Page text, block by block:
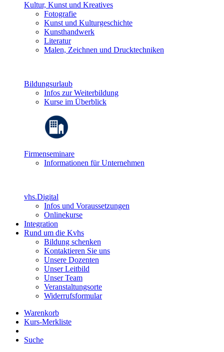
Kultur, Kunst und Kreatives
Fotografie
Kunst und Kulturgeschichte
Kunsthandwerk
Literatur
Malen, Zeichnen und Drucktechniken
Bildungsurlaub
Infos zur Weiterbildung
Kurse im Überblick
Firmenseminare
Informationen für Unternehmen
vhs.Digital
Infos und Voraussetzungen
Onlinekurse
Integration
Rund um die Kvhs
Bildung schenken
Kontaktieren Sie uns
Unsere Dozenten
Unser Leitbild
Unser Team
Veranstaltungsorte
Widerrufsformular
Warenkorb
Kurs-Merkliste
Suche